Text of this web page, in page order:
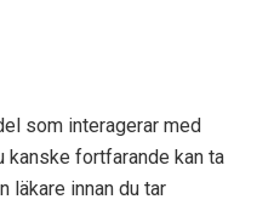
som interagerar med
kanske fortfarande kan ta
läkare innan du tar